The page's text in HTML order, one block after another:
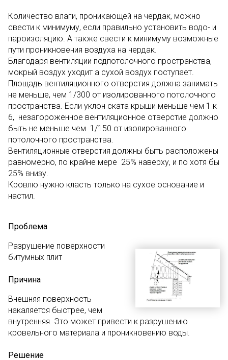
Количество влаги, проникающей на чердак, можно
свести к минимуму, если правильно установить водо- и
пароизоляцию. А также свести к минимуму возможные
пути проникновения воздуха на чердак.
Благодаря вентиляции подпотолочного пространства,
мокрый воздух уходит а сухой воздух поступает.
Площадь вентиляционного отверстия должна занимать
не меньше, чем 1/300 от изолированного потолочного
пространства. Если уклон ската крыши меньше чем 1 к
6, незагороженное вентиляционное отверстие должно
быть не меньше чем 1/150 от изолированного
потолочного пространства.
Вентиляционные отверстия должны быть расположены
равномерно, по крайне мере 25% наверху, и по хотя бы
25% внизу.
Кровлю нужно класть только на сухое основание и
настил.
Проблема
Разрушение поверхности
битумных плит
Причина
Внешняя поверхность
накаляется быстрее, чем
внутренняя. Это может привести к разрушению
кровельного материала и проникновению воды.
Решение